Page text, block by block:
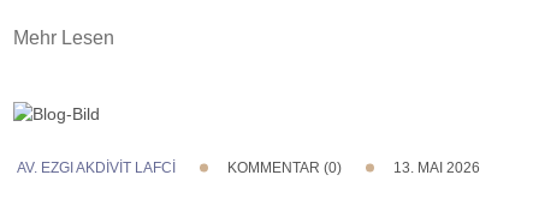
Mehr Lesen
AV. EZGI AKDİVİT LAFCİ KOMMENTAR (0) 13. MAI 2026